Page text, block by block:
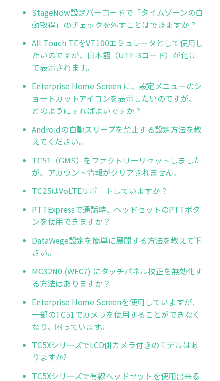
StageNow設定バーコードで「タイムゾーンの自
動取得」のチェックを外すことはできますか？
All Touch TEをVT100エミュレータとして使用し
たいのですが、日本語（UTF-8コード）が化け
て表示されます。
Enterprise Home Screen に、設定メニューのシ
ョートカットアイコンを表示したいのですが、
どのようにすればよいですか？
Androidの自動スリープを禁止する設定方法を教
えてください。
TC51（GMS）をファクトリーリセットしました
が、アカウント情報がクリアされません。
TC25はVoLTEサポートしていますか？
PTTExpressで通話時、ヘッドセットのPTTボタ
ンを使用できますか？
DataWege設定を簡単に展開する方法を教えて下
さい。
MC32N0 (WEC7) にタッチパネル校正を無効化す
る方法はありますか？
Enterprise Home Screenを使用していますが、
一部のTC51でカメラを使用することができなく
なり、困っています。
TC5XシリーズでLCD側カメラ付きのモデルはあ
りますか?
TC5Xシリーズで有線ヘッドセットを使用出来る